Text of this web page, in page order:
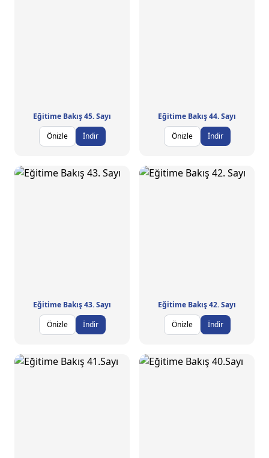
Eğitime Bakış 45. Sayı
Önizle
İndir
Eğitime Bakış 44. Sayı
Önizle
İndir
Eğitime Bakış 43. Sayı
Önizle
İndir
Eğitime Bakış 42. Sayı
Önizle
İndir